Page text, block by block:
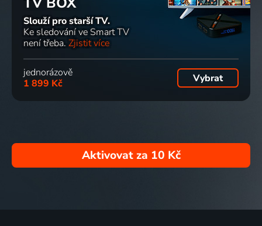
Slouží pro starší TV.
Ke sledování ve Smart TV
není třeba. Zjistit více
jednorázově
1 899 Kč
Vybrat
Aktivovat za 10 Kč